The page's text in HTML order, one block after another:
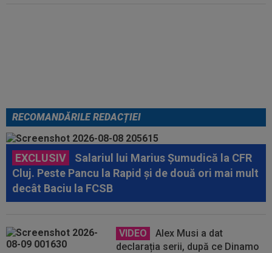
RECOMANDĂRILE REDACȚIEI
EXCLUSIV
Salariul lui Marius Șumudică la CFR
Cluj. Peste Pancu la Rapid și de două ori mai mult
decât Baciu la FCSB
VIDEO
Alex Musi a dat
declarația serii, după ce Dinamo